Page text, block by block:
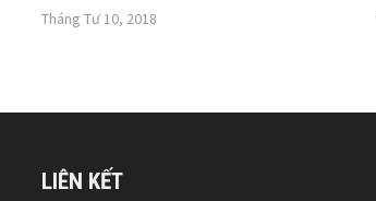
Tháng Tư 10, 2018
LIÊN KẾT